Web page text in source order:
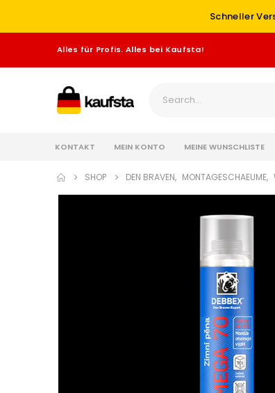
Schneller
Alles für Profis. Alles bei Kaufsta!
KONTAKT MEIN KONTO MEINE WUNSCHLISTE
SHOP DEN BRAVEN, MONTAGESCHAEUME,